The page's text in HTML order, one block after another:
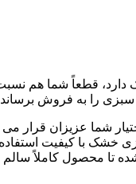
قطعاً شما هم
سبزی را به فروش
شما عزیزان قرار
سبزی خشک با کیفیت
تا محصول کاملاً